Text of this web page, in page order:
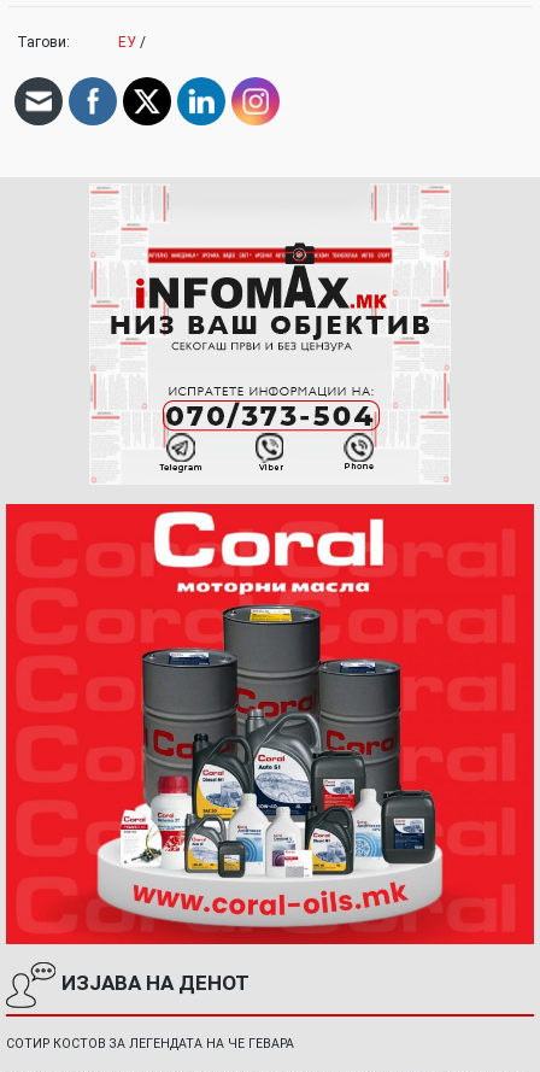
Тагови: ЕУ /
ИЗЈАВА НА ДЕНОТ
СОТИР КОСТОВ ЗА ЛЕГЕНДАТА НА ЧЕ ГЕВАРА